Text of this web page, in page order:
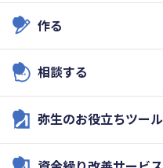
作る
相談する
弥生のお役立ちツール